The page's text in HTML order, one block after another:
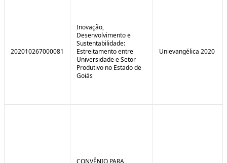
202010267000081
Inovação,
Desenvolvimento e
Sustentabilidade:
Estreitamento entre
Universidade e Setor
Produtivo no Estado de
Goiás
Unievangélica 2020
CONVÊNIO PARA